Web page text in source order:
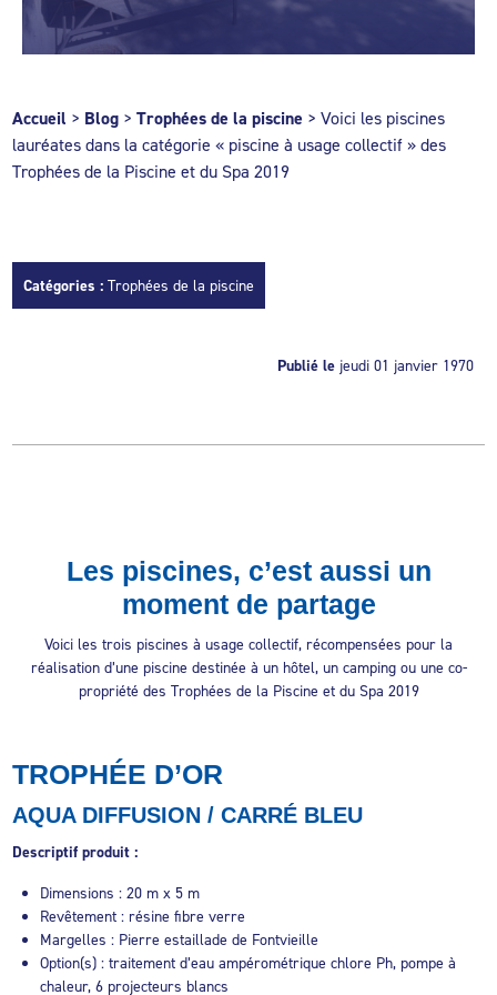
Accueil > Blog >Trophées de la piscine >Voici les piscines
lauréates dans la catégorie « piscine à usage collectif » des
Trophées de la Piscine et du Spa 2019
Catégories :Trophées de la piscine
Publié le jeudi 01 janvier 1970
Les piscines, c’est aussi un
moment de partage
Voici les trois piscines à usage collectif, récompensées pour la
réalisation d’une piscine destinée à un hôtel, un camping ou une co-
propriété des Trophées de la Piscine et du Spa 2019
TROPHÉE D’OR
AQUA DIFFUSION / CARRÉ BLEU
Descriptif produit :
Dimensions : 20 m x 5 m
Revêtement : résine fibre verre
Margelles : Pierre estaillade de Fontvieille
Option(s) : traitement d’eau ampérométrique chlore Ph, pompe à
chaleur, 6 projecteurs blancs